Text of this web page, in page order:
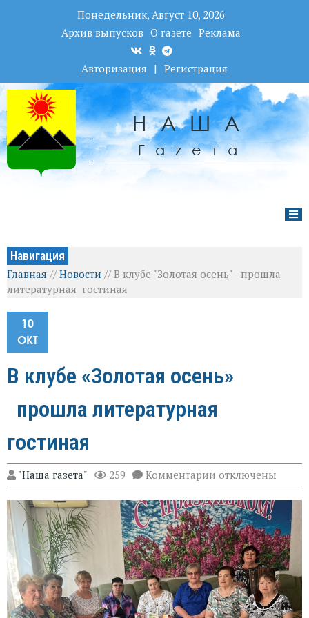
Понедельник, Август 10, 2026
Архив выпусков О газете Реклама
Авторизация | Регистрация
НАША
Гаzета
Навигация
Главная //Новости //В клубе "Золотая осень" прошла
литературная гостиная
10
ОКТ
В клубе «Золотая осень»
прошла литературная
гостиная
"Наша газета" 259 Комментарии к
записи
В
клубе
«Золотая
осень»
прошла
литературная
гостиная
отключены